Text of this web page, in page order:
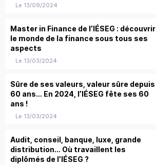
Le 13/09/2024
Master in Finance de l’IÉSEG : découvrir
le monde de la finance sous tous ses
aspects
Le 13/03/2024
Sûre de ses valeurs, valeur sûre depuis
60 ans… En 2024, l’IÉSEG fête ses 60
ans !
Le 13/03/2024
Audit, conseil, banque, luxe, grande
distribution… Où travaillent les
diplômés de l’IÉSEG ?